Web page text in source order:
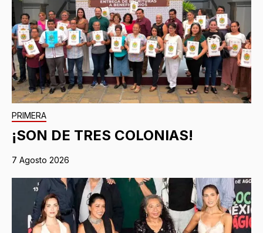
PRIMERA
¡SON DE TRES COLONIAS!
7 Agosto 2026